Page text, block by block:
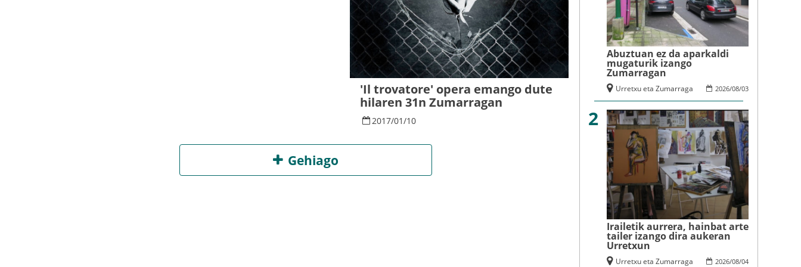
'Il trovatore' opera emango dute
hilaren 31n Zumarragan
2017/01/10
Gehiago
Abuztuan ez da aparkaldi
mugaturik izango
Zumarragan
2026/08/03
Urretxu eta Zumarraga
2
Irailetik aurrera, hainbat arte
tailer izango dira aukeran
Urretxun
2026/08/04
Urretxu eta Zumarraga